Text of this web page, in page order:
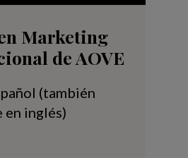
Marketing
de AOVE
(también
inglés)